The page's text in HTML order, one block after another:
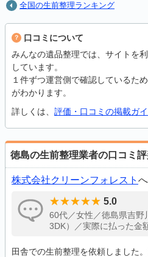
全国の生前整理ランキング
口コミについて
みんなの遺品整理では、サイトを
しています。
１件ずつ運営側で確認しているた
がわかります。
詳しくは、 評価・口コミの掲載ガ
徳島の生前整理業者の口コミ
株式会社クリーンフォレスト
5.0
60代／女性／徳島県吉野
3DK）／実際に払った金
田舎での生前整理を依頼しました